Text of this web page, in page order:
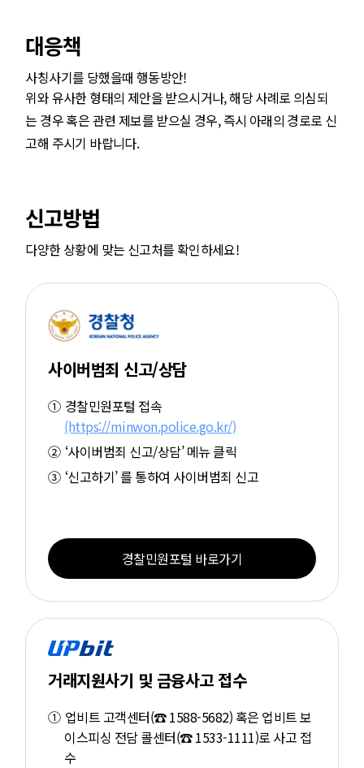
대응책
사칭사기를 당했을때 행동방안!
위와 유사한 형태의 제안을 받으시거나, 해당 사례로 의심되
는 경우 혹은 관련 제보를 받으실 경우, 즉시 아래의 경로로 신
고해 주시기 바랍니다.
신고방법
다양한 상황에 맞는 신고처를 확인하세요!
사이버범죄 신고/상담
경찰민원포털 접속
(https://minwon.police.go.kr/)
‘사이버범죄 신고/상담’ 메뉴 클릭
‘신고하기’ 를 통하여 사이버범죄 신고
경찰민원포털 바로가기
거래지원사기 및 금융사고 접수
업비트 고객센터(☎ 1588-5682) 혹은 업비트 보
이스피싱 전담 콜센터(☎ 1533-1111)로 사고 접
수